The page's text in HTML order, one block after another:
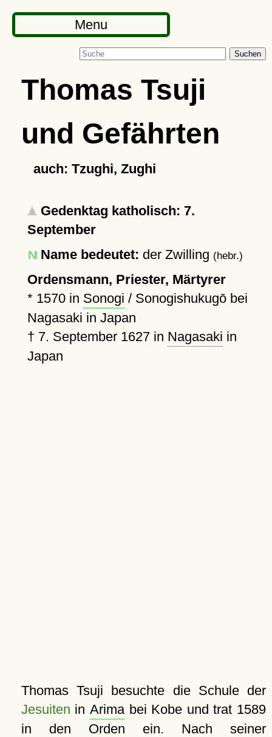
Menu
Suchen
Thomas Tsuji
und Gefährten
auch: Tzughi, Zughi
Gedenktag katholisch: 7.
September
Name bedeutet: der Zwilling (hebr.)
Ordensmann, Priester, Märtyrer
* 1570in Sonogi / Sonogishukugō bei
Nagasaki in Japan
† 7. September 1627in Nagasaki in
Japan
Thomas Tsuji besuchte die Schule der
Jesuiten inArimabei Kobe und trat 1589
in den Orden ein. Nach seiner